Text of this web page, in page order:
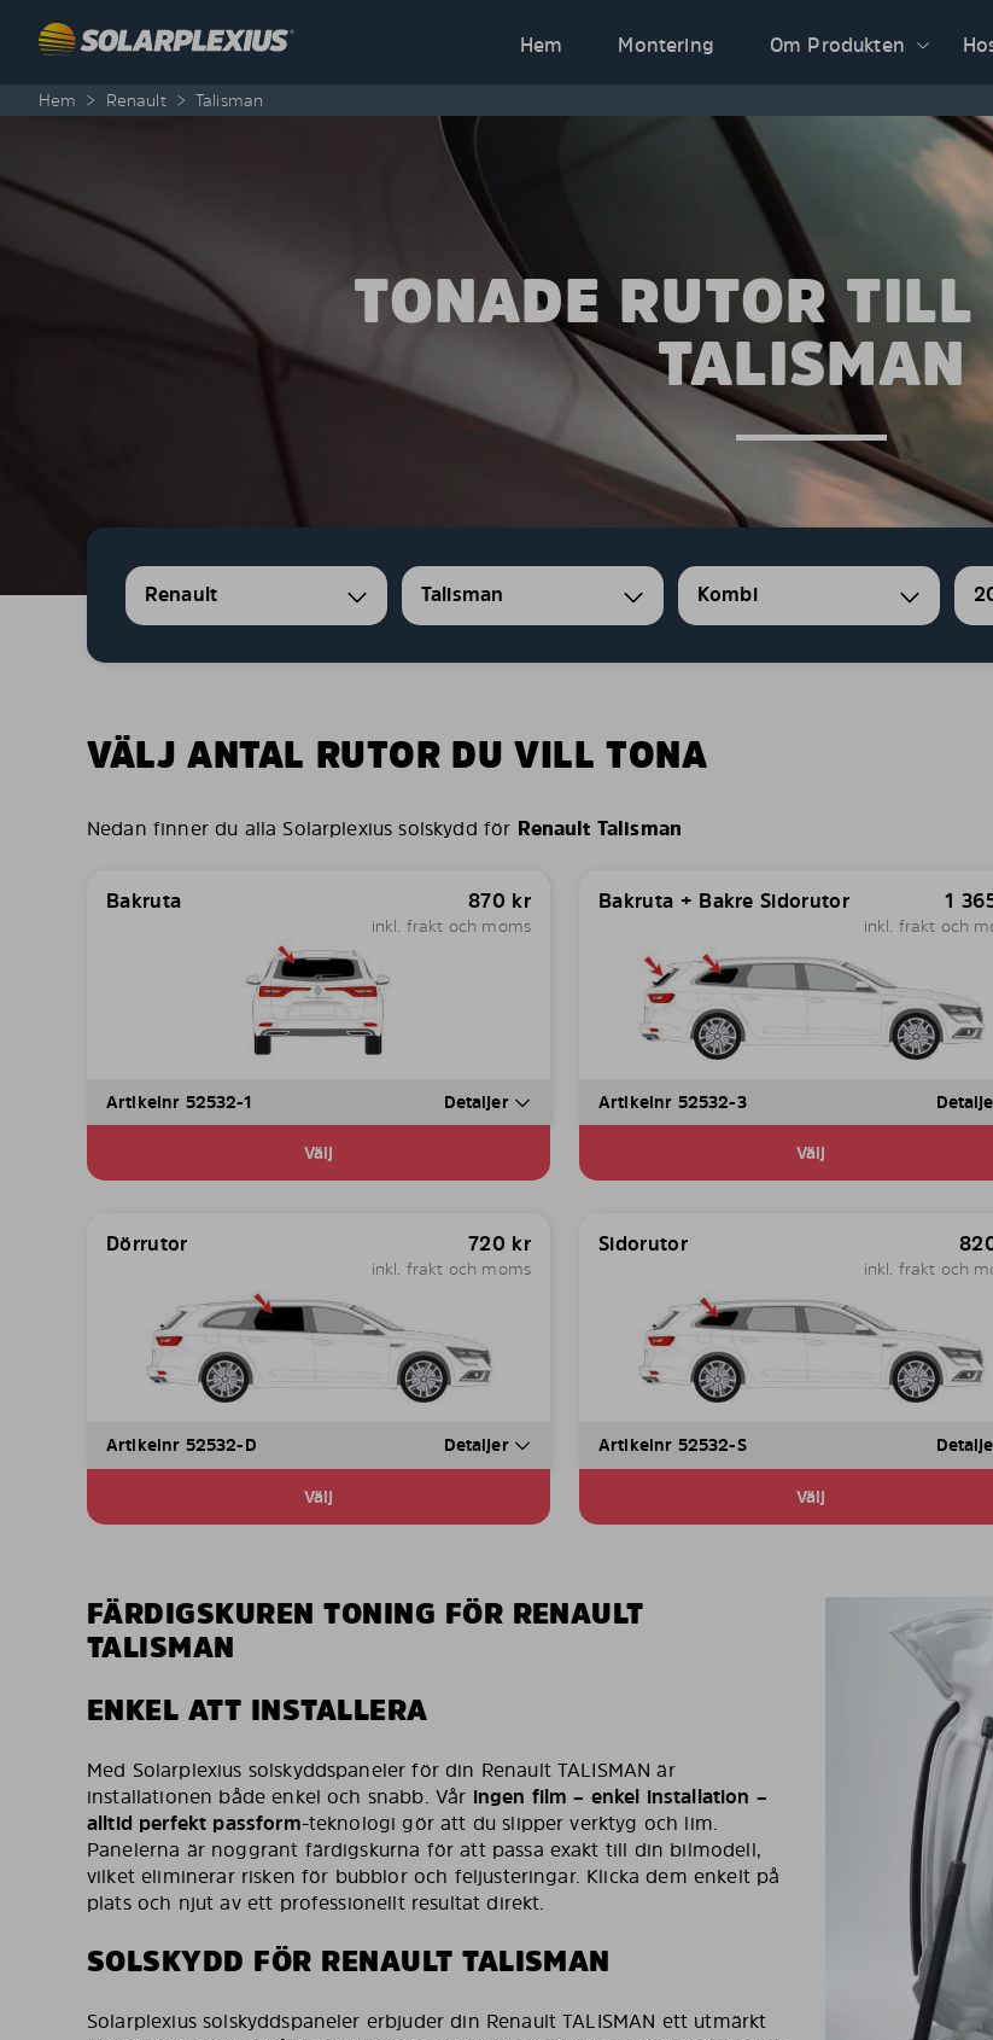
Hem
Montering Om Produkten
Hem > Renault > Talisman
TONADE RUTOR
TALISMAN
Renault Talisman Kombi
VÄLJ ANTAL RUTOR DU VILL TONA
Nedan finner du alla Solarplexius solskydd för Renault Talisman
Bakruta 870 kr
inkl. frakt och moms
Artikelnr 52532-1 Detaljer
Välj
Bakruta + Bakre Sidorutor 1
inkl. frakt och
Artikelnr 52532-3
Välj
Dörrutor 720 kr
inkl. frakt och moms
Artikelnr 52532-D Detaljer
Välj
Sidorutor
inkl. frakt och
Artikelnr 52532-S
Välj
FÄRDIGSKUREN TONING FÖR RENAULT
TALISMAN
ENKEL ATT INSTALLERA
Med Solarplexius solskyddspaneler för din Renault TALISMAN är
installationen både enkel och snabb. Vår ingen film – enkel installation –
alltid perfekt passform-teknologi gör att du slipper verktyg och lim.
Panelerna är noggrant färdigskurna för att passa exakt till din bilmodell,
vilket eliminerar risken för bubblor och feljusteringar. Klicka dem enkelt på
plats och njut av ett professionellt resultat direkt.
SOLSKYDD FÖR RENAULT TALISMAN
Solarplexius solskyddspaneler erbjuder din Renault TALISMAN ett utmärkt